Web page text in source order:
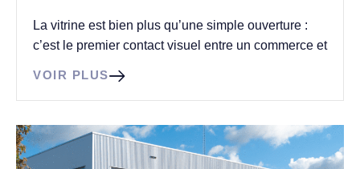
La vitrine est bien plus qu’une simple ouverture :
c’est le premier contact visuel entre un commerce et
VOIR PLUS